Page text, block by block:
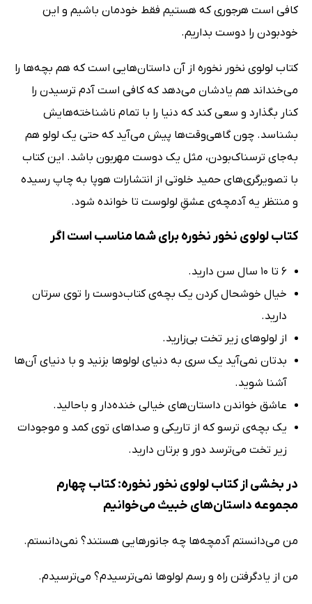
کافی است هرجوری که هستیم فقط خودمان باشیم و این
خودبودن را دوست بداریم.
کتاب لولوی نخور نخوره از آن داستان‌هایی است که هم بچه‌ها را
می‌خنداند هم یادشان می‌دهد که کافی است آدم ترسیدن را
کنار بگذارد و سعی کند که دنیا را با تمام ناشناخته‌هایش
بشناسد. چون گاهی‌وقت‌ها پیش می‌آید که حتی یک لولو هم
به‌جای ترسناک‌بودن، مثل یک دوست مهربون باشد. این کتاب
با تصویرگری‌های حمید خلوتی از انتشارات هوپا به چاپ رسیده
و منتظر یه آدمچه‌ی عشقِ لولوست تا خوانده شود.
کتاب لولوی نخور نخوره برای شما مناسب است اگر
6 تا 10 سال سن دارید.
خیال خوشحال کردن یک بچه‌ی کتاب‌دوست را توی سرتان
دارید.
از لولوهای زیر تخت بی‌زارید.
بدتان نمی‌آید یک سری به دنیای لولوها بزنید و با دنیای آن‌ها
آشنا شوید.
عاشق خواندن داستان‌های خیالی خنده‌دار و باحالید.
یک بچه‌ی ترسو که از تاریکی و صداهای توی کمد و موجودات
زیر تخت می‌ترسد دور و برتان دارید.
در بخشی از کتاب لولوی نخور نخوره: کتاب چهارم
مجموعه داستان‌های خبیث می‌خوانیم
من می‌دانستم آدمچه‌ها چه جانورهایی هستند؟ نمی‌دانستم.
من از یاد‌گرفتن راه‌ و ‌رسم لولوها نمی‌ترسیدم؟ می‌ترسیدم.